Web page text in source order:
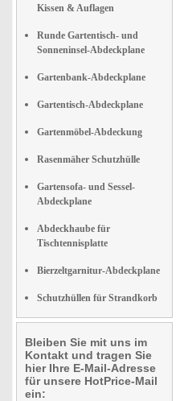
Kissen & Auflagen
Runde Gartentisch- und
Sonneninsel-Abdeckplane
Gartenbank-Abdeckplane
Gartentisch-Abdeckplane
Gartenmöbel-Abdeckung
Rasenmäher Schutzhülle
Gartensofa- und Sessel-
Abdeckplane
Abdeckhaube für
Tischtennisplatte
Bierzeltgarnitur-Abdeckplane
Schutzhüllen für Strandkorb
Bleiben Sie mit uns im
Kontakt und tragen Sie
hier Ihre E-Mail-Adresse
für unsere HotPrice-Mail
ein: